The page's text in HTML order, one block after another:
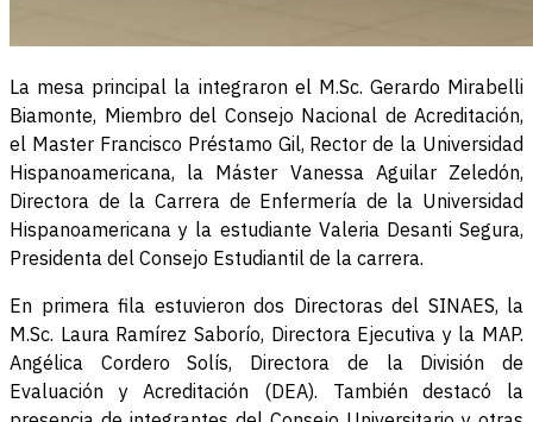
La mesa principal la integraron el M.Sc. Gerardo Mirabelli
Biamonte, Miembro del Consejo Nacional de Acreditación,
el Master Francisco Préstamo Gil, Rector de la Universidad
Hispanoamericana, la Máster Vanessa Aguilar Zeledón,
Directora de la Carrera de Enfermería de la Universidad
Hispanoamericana y la estudiante Valeria Desanti Segura,
Presidenta del Consejo Estudiantil de la carrera.
En primera fila estuvieron dos Directoras del SINAES, la
M.Sc. Laura Ramírez Saborío, Directora Ejecutiva y la MAP.
Angélica Cordero Solís, Directora de la División de
Evaluación y Acreditación (DEA). También destacó la